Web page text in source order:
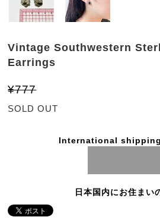
Vintage Southwestern
Earrings
¥777
SOLD OUT
International
日本国内にお住まい